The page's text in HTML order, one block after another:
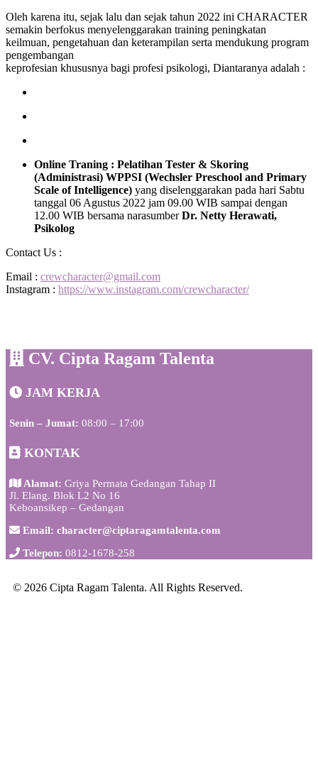
Oleh karena itu, sejak lalu dan sejak tahun 2022 ini CHARACTER
semakin berfokus menyelenggarakan training peningkatan
keilmuan, pengetahuan dan keterampilan serta mendukung program
pengembangan
keprofesian khususnya bagi profesi psikologi, Diantaranya adalah :
Online Traning : Pelatihan Tester & Skoring
(Administrasi) WPPSI (Wechsler Preschool and Primary
Scale of Intelligence) yang diselenggarakan pada hari Sabtu
tanggal 06 Agustus 2022 jam 09.00 WIB sampai dengan
12.00 WIB bersama narasumberDr. Netty Herawati,
Psikolog
Contact Us :
Email : crewcharacter@gmail.com
Instagram : https://www.instagram.com/crewcharacter/
CV. Cipta Ragam Talenta
JAM KERJA
Senin – Jumat: 08:00 – 17:00
KONTAK
Alamat: Griya Permata Gedangan Tahap II
Jl. Elang. Blok L2 No 16
Keboansikep – Gedangan
Email: character@ciptaragamtalenta.com
Telepon: 0812-1678-258
© 2026 Cipta Ragam Talenta. All Rights Reserved.